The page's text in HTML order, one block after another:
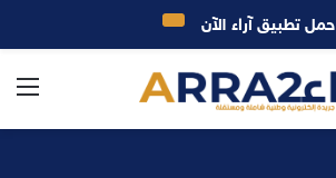
حمل تطبيق آراء الآن